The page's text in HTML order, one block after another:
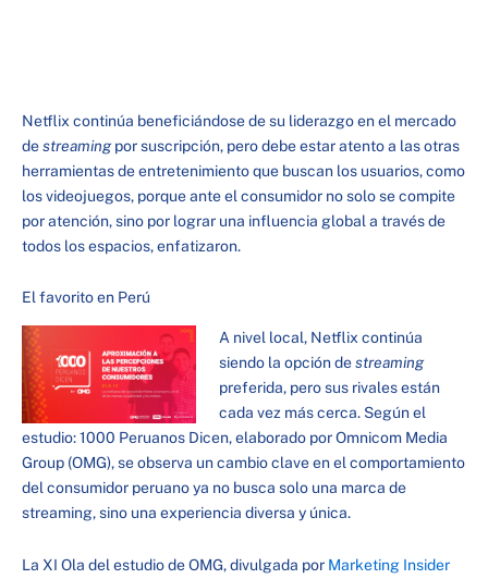
Netflix continúa beneficiándose de su liderazgo en el mercado
destreamingpor suscripción, pero debe estar atento a las otras
herramientas de entretenimiento que buscan los usuarios, como
los videojuegos, porque ante el consumidor no solo se compite
por atención, sino por lograr una influencia global a través de
todos los espacios, enfatizaron.
El favorito en Perú
A nivel local, Netflix continúa
siendo la opción destreaming
preferida, pero sus rivales están
cada vez más cerca. Según el
estudio: 1000 Peruanos Dicen, elaborado por Omnicom Media
Group (OMG), se observa un cambio clave en el comportamiento
del consumidor peruano ya no busca solo una marca de
streaming, sino una experiencia diversa y única.
La XI Ola del estudio de OMG, divulgada por Marketing Insider